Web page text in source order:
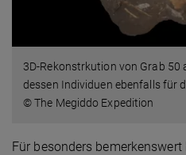
3D-Rekonstrkution von Grab 50
dessen Individuen ebenfalls für
© The Megiddo Expedition
Für besonders